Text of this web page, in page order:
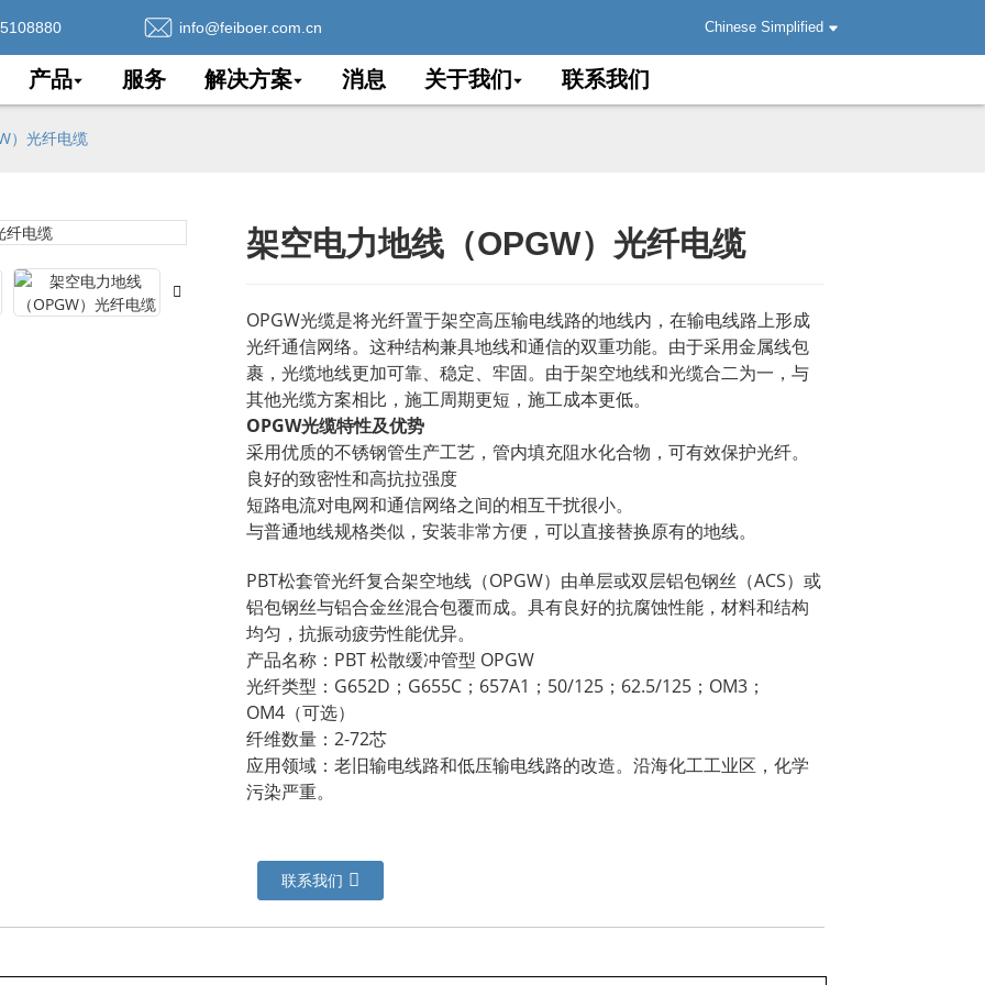
info@feiboer.com.cn Chinese Simplified
产品 服务 解决方案 消息 关于我们 联系我们
）光纤电缆
Loading...
Loading...
架空电力地线（OPGW）光纤电缆
OPGW光缆是将光纤置于架空高压输电线路的地线内，在输电线路上形成
光纤通信网络。这种结构兼具地线和通信的双重功能。由于采用金属线包
裹，光缆地线更加可靠、稳定、牢固。由于架空地线和光缆合二为一，与
其他光缆方案相比，施工周期更短，施工成本更低。
OPGW光缆特性及优势
采用优质的不锈钢管生产工艺，管内填充阻水化合物，可有效保护光纤。
良好的致密性和高抗拉强度
短路电流对电网和通信网络之间的相互干扰很小。
与普通地线规格类似，安装非常方便，可以直接替换原有的地线。
PBT松套管光纤复合架空地线（OPGW）由单层或双层铝包钢丝（ACS）或
铝包钢丝与铝合金丝混合包覆而成。具有良好的抗腐蚀性能，材料和结构
均匀，抗振动疲劳性能优异。
产品名称：PBT 松散缓冲管型 OPGW
光纤类型：G652D；G655C；657A1；50/125；62.5/125；OM3；
OM4（可选）
纤维数量：2-72芯
应用领域：老旧输电线路和低压输电线路的改造。沿海化工工业区，化学
污染严重。
联系我们